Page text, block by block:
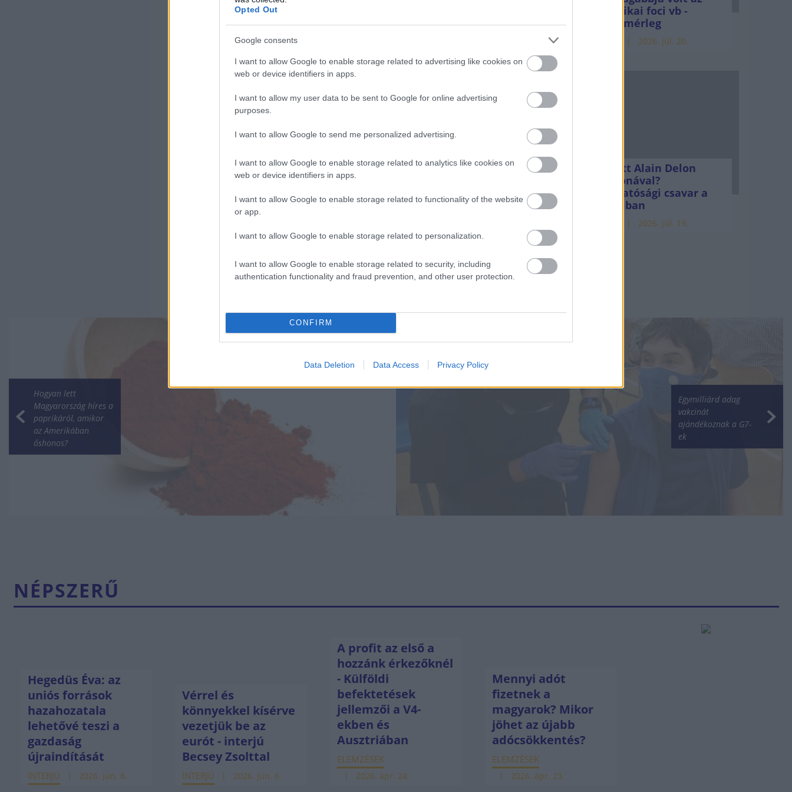
Opted Out
Google consents
I want to allow Google to enable storage related to advertising like cookies on
web or device identifiers in apps.
I want to allow my user data to be sent to Google for online advertising
purposes.
I want to allow Google to send me personalized advertising.
I want to allow Google to enable storage related to analytics like cookies on
web or device identifiers in apps.
I want to allow Google to enable storage related to functionality of the website
or app.
I want to allow Google to enable storage related to personalization.
I want to allow Google to enable storage related to security, including
authentication functionality and fraud prevention, and other user protection.
CONFIRM
Data Deletion Data Access Privacy Policy
amerikai foci vb -
gyorsmérleg
2026. júl. 20.
Mi lett Alain Delon
vagyonával?
Adóhatósági csavar a
sztoriban
2026. júl. 19.
Hogyan lett
Magyarország híres a
paprikáról, amikor
az Amerikában
őshonos?
Egymilliárd adag
vakcinát
ajándékoznak a G7-
ek
NÉPSZERŰ
Hegedüs Éva: az
uniós források
hazahozatala
lehetővé teszi a
gazdaság
újraindítását
INTERJÚ 2026. jún. 8.
Vérrel és
könnyekkel kísérve
vezetjük be az
eurót - interjú
Becsey Zsolttal
INTERJÚ 2026. jún. 6.
A profit az első a
hozzánk érkezőknél
- Külföldi
befektetések
jellemzői a V4-
ekben és
Ausztriában
ELEMZÉSEK
2026. ápr. 24.
Mennyi adót
fizetnek a
magyarok? Mikor
jöhet az újabb
adócsökkentés?
ELEMZÉSEK
2026. ápr. 23.